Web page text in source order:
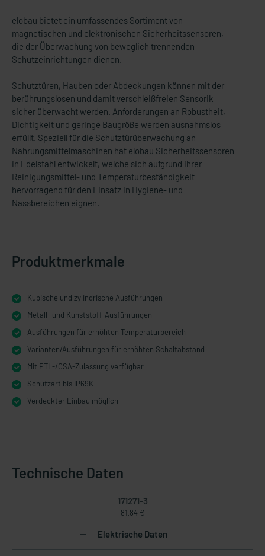
elobau bietet ein umfassendes Sortiment von
magnetischen und elektronischen Sicherheitssensoren,
die der Überwachung von beweglich trennenden
Schutzeinrichtungen dienen.
Schutztüren, Hauben oder Abdeckungen können mit der
berührungslosen und damit verschleißfreien Sensorik
sicher überwacht werden. Anforderungen an Robustheit,
Dichtigkeit und geringe Baugröße werden ausnahmslos
erfüllt. Speziell für die Schutztürüberwachung an
Nahrungsmittelmaschinen hat elobau Sicherheitssensoren
in Edelstahl entwickelt, welche sich aufgrund ihrer
Reinigungsmittel- und Temperaturbeständigkeit
hervorragend für den Einsatz in Hygiene- und
Nassbereichen eignen.
Produktmerkmale
Kubische und zylindrische Ausführungen
Metall- und Kunststoff-Ausführungen
Ausführungen für erhöhten Temperaturbereich
Varianten/Ausführungen für erhöhten Schaltabstand
Mit ETL-/CSA-Zulassung verfügbar
Schutzart bis IP69K
Verdeckter Einbau möglich
Technische Daten
171271-3
81,84 €
Elektrische Daten